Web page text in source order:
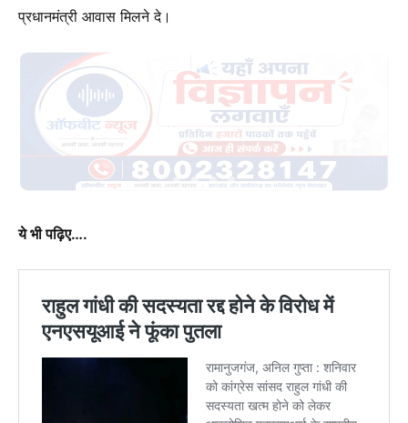
प्रधानमंत्री आवास मिलने दे।
ये भी पढ़िए….